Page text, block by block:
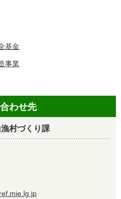
基金
事業
わせ先
村づくり課